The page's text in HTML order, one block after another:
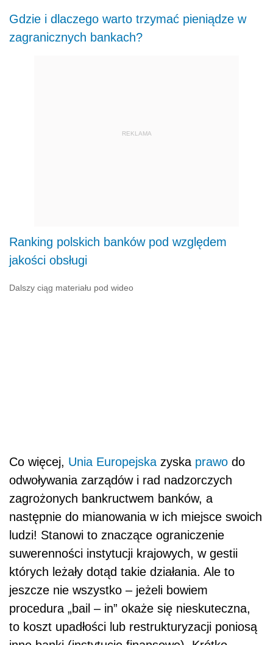
Gdzie i dlaczego warto trzymać pieniądze w
zagranicznych bankach?
REKLAMA
Ranking polskich banków pod względem
jakości obsługi
Dalszy ciąg materiału pod wideo
Co więcej, Unia Europejska zyska prawo do
odwoływania zarządów i rad nadzorczych
zagrożonych bankructwem banków, a
następnie do mianowania w ich miejsce swoich
ludzi! Stanowi to znaczące ograniczenie
suwerenności instytucji krajowych, w gestii
których leżały dotąd takie działania. Ale to
jeszcze nie wszystko – jeżeli bowiem
procedura „bail – in” okaże się nieskuteczna,
to koszt upadłości lub restrukturyzacji poniosą